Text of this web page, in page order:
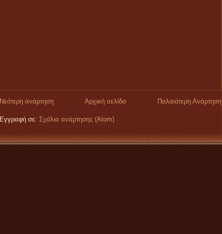
Νεότερη ανάρτηση Παλαιότερη Ανάρτηση
Αρχική σελίδα
Εγγραφή σε: Σχόλια ανάρτησης (Atom)